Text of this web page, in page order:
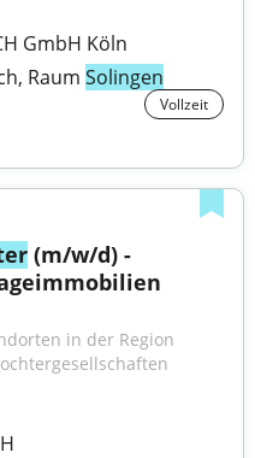
GmbH Köln
RaumSolingen
Vollzeit
(m/w/d) -
in der Region